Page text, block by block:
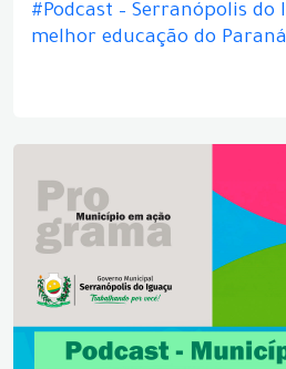
#Podcast – Serranópolis do
melhor educação do Paraná